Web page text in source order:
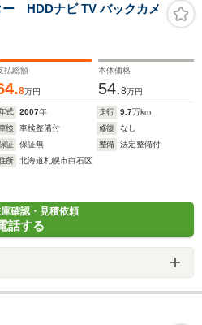
HDDナビ TV バックカメ
払総額
8万円
本体価格
54.8万円
式 2007年 走行 9.7万km
検
車検整備付 修復
なし
証
保証無 整備
法定整備付
所
北海道札幌市白石区
確認・見積依頼
話する